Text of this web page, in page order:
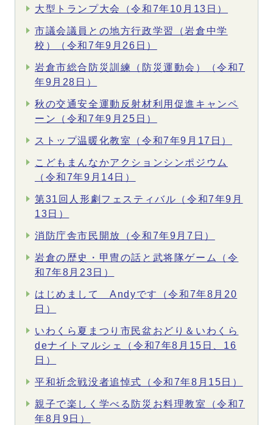
大型トランプ大会（令和7年10月13日）
市議会議員との地方行政学習（岩倉中学
校）（令和7年9月26日）
岩倉市総合防災訓練（防災運動会）（令和7
年9月28日）
秋の交通安全運動反射材利用促進キャンペ
ーン（令和7年9月25日）
ストップ温暖化教室（令和7年9月17日）
こどもまんなかアクションシンポジウム
（令和7年9月14日）
第31回人形劇フェスティバル（令和7年9月
13日）
消防庁舎市民開放（令和7年9月7日）
岩倉の歴史・甲冑の話と武将隊ゲーム（令
和7年8月23日）
はじめまして Andyです（令和7年8月20
日）
いわくら夏まつり市民盆おどり＆いわくら
deナイトマルシェ（令和7年8月15日、16
日）
平和祈念戦没者追悼式（令和7年8月15日）
親子で楽しく学べる防災お料理教室（令和7
年8月9日）